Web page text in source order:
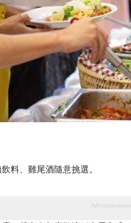
料、雞尾酒隨意挑選。
Advertisements